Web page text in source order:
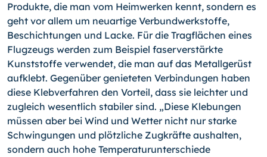
Produkte, die man vom Heim­werken kennt, sondern es
geht vor allem um neuartige Verbundwerkstoffe,
Beschich­tungen und Lacke. Für die Tragflächen eines
Flugzeugs werden zum Beispiel faserver­stärkte
Kunststoffe verwendet, die man auf das Metallgerüst
aufklebt. Gegenüber ge­nieteten Verbindungen haben
diese Klebverfahren den Vorteil, dass sie leichter und
zugleich wesentlich stabiler sind. „Diese Klebungen
müssen aber bei Wind und Wetter nicht nur starke
Schwingungen und plötzliche Zugkräfte aushalten,
sondern auch ho­he Temperaturunterschiede